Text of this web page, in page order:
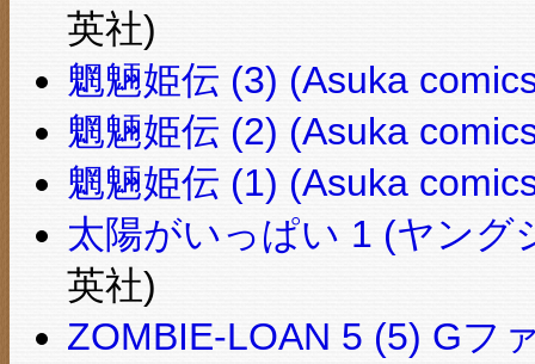
英社)
魍魎姫伝 (3) (Asuka
魍魎姫伝 (2) (Asuka
魍魎姫伝 (1) (Asuka
太陽がいっぱい 1 (ヤング
英社)
ZOMBIE-LOAN 5 (5) Gフ